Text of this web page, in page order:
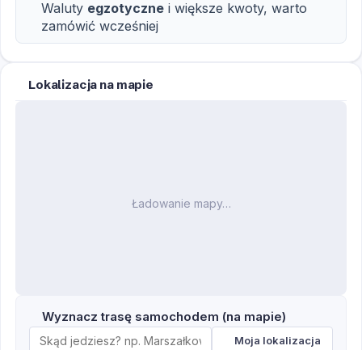
Waluty egzotyczne i większe kwoty, warto
zamówić wcześniej
Lokalizacja na mapie
Ładowanie mapy…
Wyznacz trasę samochodem (na mapie)
Moja lokalizacja